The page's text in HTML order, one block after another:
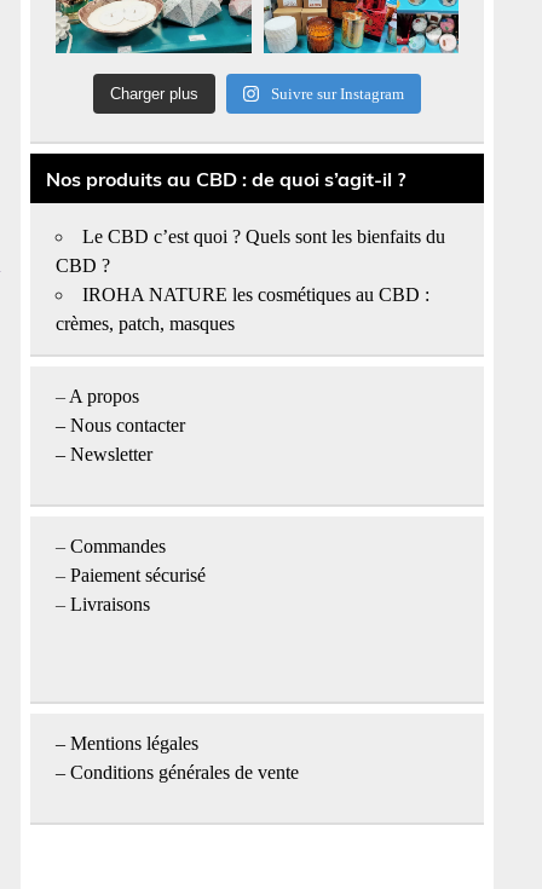
Charger plus Suivre sur Instagram
Nos produits au CBD : de quoi s’agit-il ?
Le CBD c’est quoi ? Quels sont les bienfaits du
CBD ?
IROHA NATURE les cosmétiques au CBD :
crèmes, patch, masques
– A propos
–Nous contacter
– Newsletter
–Commandes
–Paiement sécurisé
–Livraisons
–Mentions légales
– Conditions générales de vente